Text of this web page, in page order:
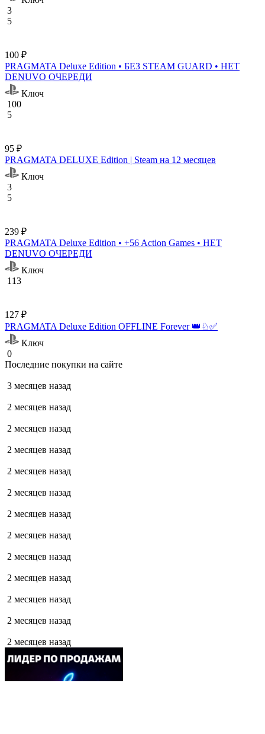
3
5
100 ₽
PRAGMATA Deluxe Edition • БЕЗ STEAM GUARD • НЕТ
DENUVO ОЧЕРЕДИ
Ключ
100
5
95 ₽
PRAGMATA DELUXE Edition | Steam на 12 месяцев
Ключ
3
5
239 ₽
PRAGMATA Deluxe Edition • +56 Action Games • НЕТ
DENUVO ОЧЕРЕДИ
Ключ
113
127 ₽
PRAGMATA Deluxe Edition OFFLINE Forever 👑♘✅
Ключ
0
Последние покупки на сайте
3 месяцев назад
2 месяцев назад
2 месяцев назад
2 месяцев назад
2 месяцев назад
2 месяцев назад
2 месяцев назад
2 месяцев назад
2 месяцев назад
2 месяцев назад
2 месяцев назад
2 месяцев назад
2 месяцев назад